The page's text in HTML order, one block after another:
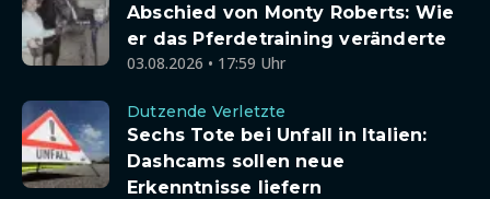
Abschied von Monty Roberts: Wie
er das Pferdetraining veränderte
03.08.2026 • 17:59 Uhr
Dutzende Verletzte
Sechs Tote bei Unfall in Italien:
Dashcams sollen neue
Erkenntnisse liefern